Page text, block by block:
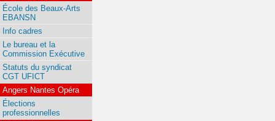
École des Beaux-Arts
EBANSN
Info cadres
Le bureau et la
Commission Exécutive
Statuts du syndicat
CGT UFICT
Angers Nantes Opéra
Élections
professionnelles